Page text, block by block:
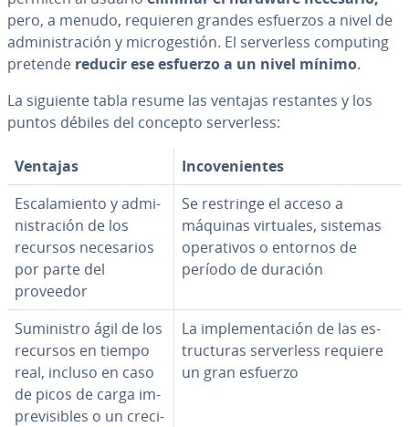
pero, a menudo, requieren grandes esfuerzos a nivel de
ad­mi­ni­s­tra­ción y mi­cro­ge­s­tión. El se­r­ve­r­le­ss computing
pretende reducir ese esfuerzo a un nivel mínimo.
La siguiente tabla resume las ventajas restantes y los
puntos débiles del concepto se­r­ve­r­le­ss:
Ventajas
In­co­ve­nie­n­tes
Es­ca­la­mie­n­to y ad­mi­
ni­s­tra­ción de los
recursos ne­ce­sa­rios
por parte del
proveedor
Se restringe el acceso a
máquinas virtuales, sistemas
ope­ra­ti­vos o entornos de
período de duración
Su­mi­ni­s­tro ágil de los
recursos en tiempo
real, incluso en caso
de picos de carga im­
pre­vi­si­bles o un cre­ci­
La im­ple­me­n­ta­ción de las es­
tru­c­tu­ras se­r­ve­r­le­ss requiere
un gran esfuerzo